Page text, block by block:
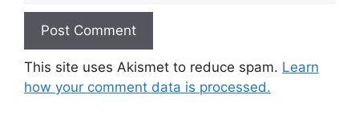
This site uses Akismet to reduce spam. Learn
how your comment data is processed.